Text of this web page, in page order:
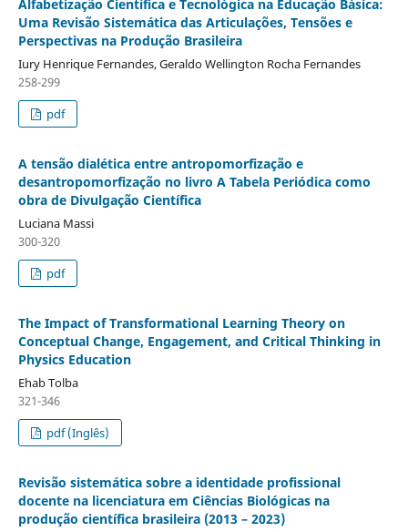
Alfabetização Científica e Tecnológica na Educação Básica:
Uma Revisão Sistemática das Articulações, Tensões e
Perspectivas na Produção Brasileira
Iury Henrique Fernandes, Geraldo Wellington Rocha Fernandes
258-299
pdf
A tensão dialética entre antropomorfização e
desantropomorfização no livro A Tabela Periódica como
obra de Divulgação Científica
Luciana Massi
300-320
pdf
The Impact of Transformational Learning Theory on
Conceptual Change, Engagement, and Critical Thinking in
Physics Education
Ehab Tolba
321-346
pdf (Inglês)
Revisão sistemática sobre a identidade profissional
docente na licenciatura em Ciências Biológicas na
produção científica brasileira (2013 – 2023)